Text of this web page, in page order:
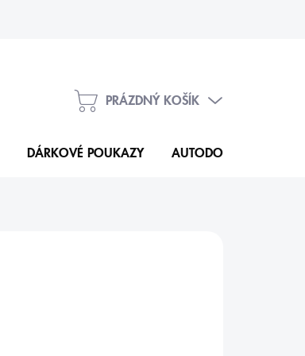
NÁKUPNÍ
PRÁZDNÝ KOŠÍK
DÁRKOVÉ POUKAZY AUTODOPLŇKY